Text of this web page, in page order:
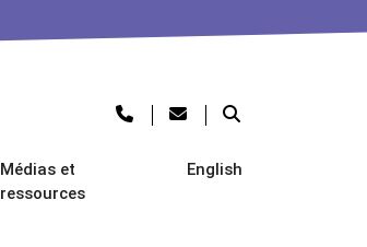
Médias et
ressources
English